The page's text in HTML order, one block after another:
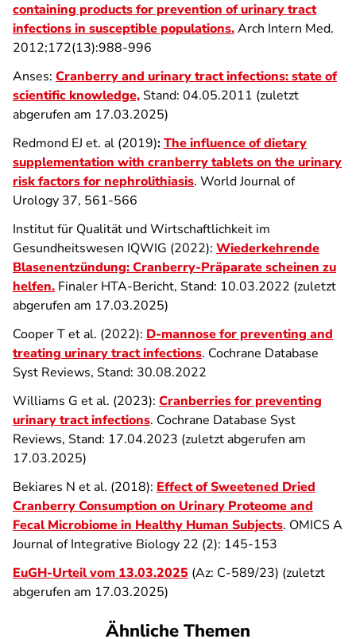
containing products for prevention of urinary tract
infections in susceptible populations.Arch Intern Med.
2012;172(13):988-996
Anses: Cranberry and urinary tract infections: state of
scientific knowledge, Stand: 04.05.2011 (zuletzt
abgerufen am 17.03.2025)
Redmond EJ et. al (2019):The influence of dietary
supplementation with cranberry tablets on the urinary
risk factors for nephrolithiasis. World Journal of
Urology 37, 561-566
Institut für Qualität und Wirtschaftlichkeit im
Gesundheitswesen IQWIG (2022): Wiederkehrende
Blasenentzündung: Cranberry-Präparate scheinen zu
helfen. Finaler HTA-Bericht, Stand: 10.03.2022 (zuletzt
abgerufen am 17.03.2025)
Cooper T et al. (2022): D‐mannose for preventing and
treating urinary tract infections. Cochrane Database
Syst Reviews, Stand: 30.08.2022
Williams G et al. (2023): Cranberries for preventing
urinary tract infections. Cochrane Database Syst
Reviews, Stand: 17.04.2023 (zuletzt abgerufen am
17.03.2025)
Bekiares N et al. (2018): Effect of Sweetened Dried
Cranberry Consumption on Urinary Proteome and
Fecal Microbiome in Healthy Human Subjects. OMICS A
Journal of Integrative Biology 22 (2): 145-153
EuGH-Urteil vom 13.03.2025 (Az: C‑589/23) (zuletzt
abgerufen am 17.03.2025)
Ähnliche Themen